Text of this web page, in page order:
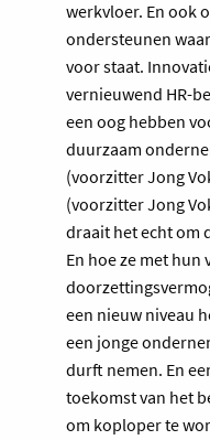
werkvloer. En ook
ondersteunen
voor staat.
vernieuwend HR-
een oog hebben
duurzaam
(voorzitter Jong
(voorzitter Jong
draait het echt om
En hoe ze met hun
een nieuw niveau
een jonge
durft nemen. En
toekomst van het
om koploper te